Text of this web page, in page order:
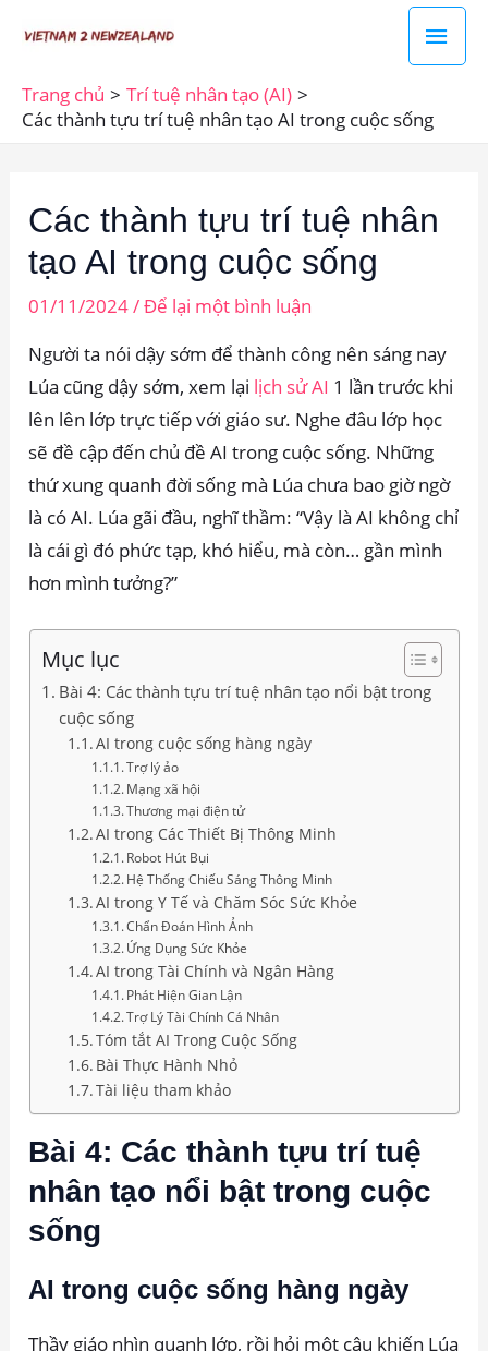
dung
Trang chủ
Trí tuệ nhân tạo (AI)
Các thành tựu trí tuệ nhân tạo AI trong cuộc sống
Các thành tựu trí tuệ nhân
tạo AI trong cuộc sống
01/11/2024/Để lại một bình luận
Người ta nói dậy sớm để thành công nên sáng nay
Lúa cũng dậy sớm, xem lại lịch sử AI 1 lần trước khi
lên lên lớp trực tiếp với giáo sư. Nghe đâu lớp học
sẽ đề cập đến chủ đề AI trong cuộc sống. Những
thứ xung quanh đời sống mà Lúa chưa bao giờ ngờ
là có AI. Lúa gãi đầu, nghĩ thầm: “Vậy là AI không chỉ
là cái gì đó phức tạp, khó hiểu, mà còn… gần mình
hơn mình tưởng?”
Mục lục
Bài 4: Các thành tựu trí tuệ nhân tạo nổi bật trong
cuộc sống
AI trong cuộc sống hàng ngày
Trợ lý ảo
Mạng xã hội
Thương mại điện tử
AI trong Các Thiết Bị Thông Minh
Robot Hút Bụi
Hệ Thống Chiếu Sáng Thông Minh
AI trong Y Tế và Chăm Sóc Sức Khỏe
Chẩn Đoán Hình Ảnh
Ứng Dụng Sức Khỏe
AI trong Tài Chính và Ngân Hàng
Phát Hiện Gian Lận
Trợ Lý Tài Chính Cá Nhân
Tóm tắt AI Trong Cuộc Sống
Bài Thực Hành Nhỏ
Tài liệu tham khảo
Bài 4: Các thành tựu trí tuệ
nhân tạo nổi bật trong cuộc
sống
AI trong cuộc sống hàng ngày
Thầy giáo nhìn quanh lớp, rồi hỏi một câu khiến Lúa